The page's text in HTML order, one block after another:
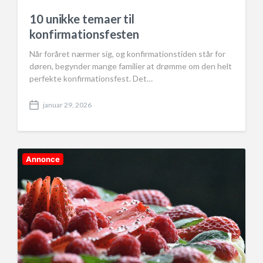
10 unikke temaer til
konfirmationsfesten
Når foråret nærmer sig, og konfirmationstiden står for
døren, begynder mange familier at drømme om den helt
perfekte konfirmationsfest. Det…
P
s
d
a
e
januar 29, 2026
Annonce